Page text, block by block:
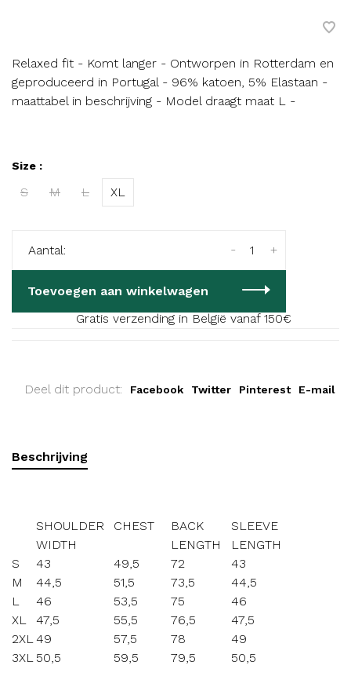
Relaxed fit - Komt langer - Ontworpen in Rotterdam en
geproduceerd in Portugal - 96% katoen, 5% Elastaan -
maattabel in beschrijving - Model draagt maat L -
Size :
S M L XL
Aantal: +
-
Toevoegen aan winkelwagen
Gratis verzending in België vanaf 150€
Deel dit product: Facebook Twitter Pinterest E-mail
Beschrijving
SHOULDER
WIDTH
CHEST
BACK
LENGTH
SLEEVE
LENGTH
S
43 49,5 72
43
M
44,5 51,5 73,5
44,5
L
46 53,5 75
46
XL
47,5 55,5 76,5
47,5
2XL49 57,5 78
49
3XL 50,5 59,5 79,5 50,5